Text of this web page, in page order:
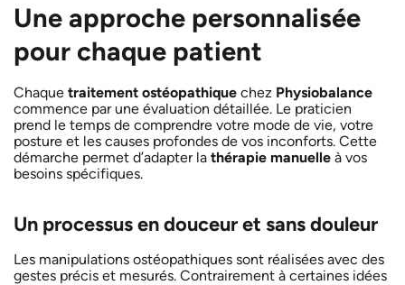
Une approche personnalisée
pour chaque patient
Chaque traitement ostéopathiquechez Physiobalance
commence par une évaluation détaillée. Le praticien
prend le temps de comprendre votre mode de vie, votre
posture et les causes profondes de vos inconforts. Cette
démarche permet d’adapter la thérapie manuelleà vos
besoins spécifiques.
Un processus en douceur et sans douleur
Les manipulations ostéopathiques sont réalisées avec des
gestes précis et mesurés. Contrairement à certaines idées